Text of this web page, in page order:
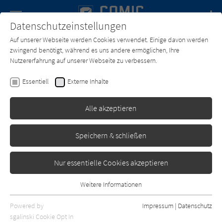
SUCHE Forum Charts Newsletter
Text: HiRock Zeichner: Shin-ya Komi
Ex-Arm 07: Die Arche des
Manga Cult
Datenschutzeinstellungen
Auf unserer Webseite werden Cookies verwendet. Einige davon werden
zwingend benötigt, während es uns andere ermöglichen, Ihre
Nutzererfahrung auf unserer Webseite zu verbessern.
Essentiell Externe Inhalte
Alle akzeptieren
Speichern & schließen
Nur essentielle Cookies akzeptieren
Essentielle Cookies werden für grundlegende Funktionen der
Webseite benötigt. Dadurch ist gewährleistet, dass die Webseite
Weitere Informationen
Powered by
sgalinski Cookie Opt In
Impressum | Datenschutz